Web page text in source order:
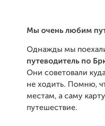
Мы очень любим
Однажды мы
путеводитель по
Они советовали
не ходить. Помню,
местам, а саму
путешествие.